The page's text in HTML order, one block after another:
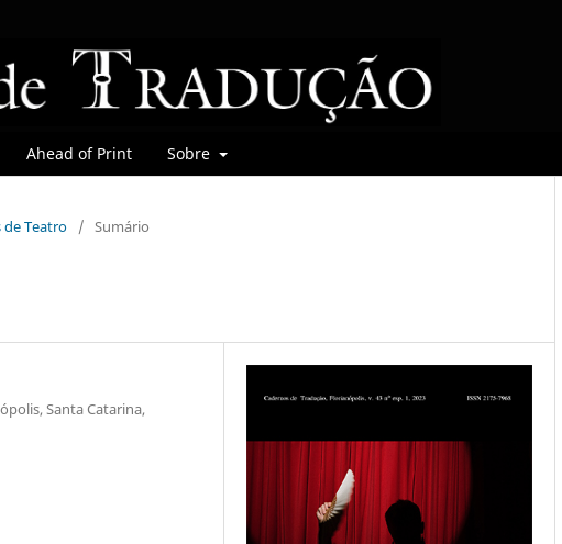
Ahead of Print Sobre
de Teatro / Sumário
Santa Catarina,